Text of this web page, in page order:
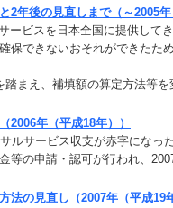
2年後の見直しまで（～2005年
ビスを日本全国に提供して
保できないおそれができたた
まえ、補填額の算定方法等を
2006年（平成18年））
ルサービス収支が赤字になっ
等の申請・認可が行われ、
法の見直し（2007年（平成19